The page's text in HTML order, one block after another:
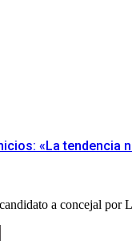
«La
a concejal